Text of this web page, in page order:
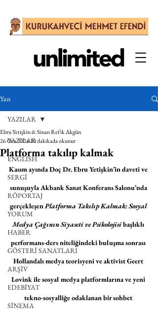
Yazı
YAZILAR
ENGLISH
SERGİ
RÖPORTAJ
YORUM
HABER
GÖSTERİ SANATLARI
ARŞİV
EDEBİYAT
SİNEMA
YAZILAR
Platforma takılıp kalmak
Ebru Yetişkin & Sinan Refik Akgün
26 Oca 202410 dakikada okunur
Kasım ayında Doç Dr. Ebru Yetişkin’in daveti ve
sunuşuyla Akbank Sanat Konferans Salonu’nda
gerçekleşen Platforma Takılıp Kalmak: Sosyal
Medya Çağının Siyaseti ve Psikolojisi başlıklı
performans-ders niteliğindeki buluşma sonrası
Hollandalı medya teorisyeni ve aktivist Geert
Lovink ile sosyal medya platformlarına ve yeni
tekno-sosyalliğe odaklanan bir sohbet